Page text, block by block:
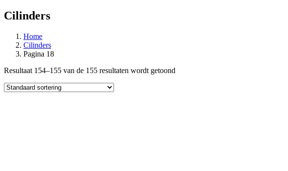
Cilinders
Home
Cilinders
Pagina 18
Resultaat 154–155 van de 155 resultaten wordt getoond